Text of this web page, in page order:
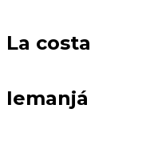
La costa
Iemanjá